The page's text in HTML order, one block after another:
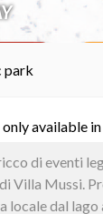
park
available in
di eventi
Villa Mussi.
locale dal lago